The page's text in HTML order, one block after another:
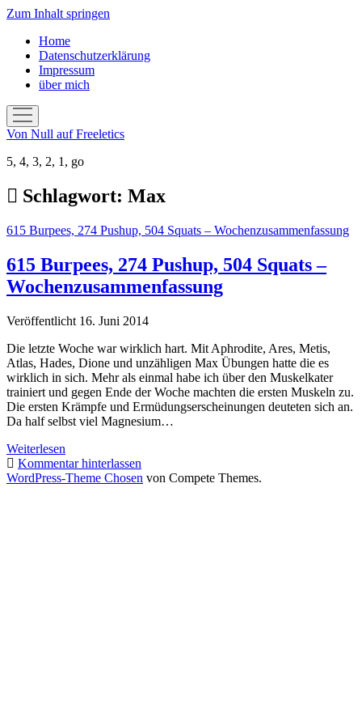
Zum Inhalt springen
Home
Datenschutzerklärung
Impressum
über mich
Menü
öffnen
Von Null auf Freeletics
5, 4, 3, 2, 1, go
Schlagwort: Max
615 Burpees, 274 Pushup, 504 Squats – Wochenzusammenfassung
615 Burpees, 274 Pushup, 504 Squats –
Wochenzusammenfassung
Veröffentlicht 16. Juni 2014
Die letzte Woche war wirklich hart. Mit Aphrodite, Ares, Metis,
Atlas, Hades, Dione und unzähligen Max Übungen hatte die es
wirklich in sich. Mehr als einmal habe ich über den Muskelkater
trainiert und gegen Ende der Woche machten die ersten Muskeln zu.
Die ersten Krämpfe und Ermüdungserscheinungen deuteten sich an.
Da half selbst viel Magnesium…
Weiterlesen
Burpees,
274
Kommentar hinterlassen
WordPress-Theme Chosen von Compete Themes.